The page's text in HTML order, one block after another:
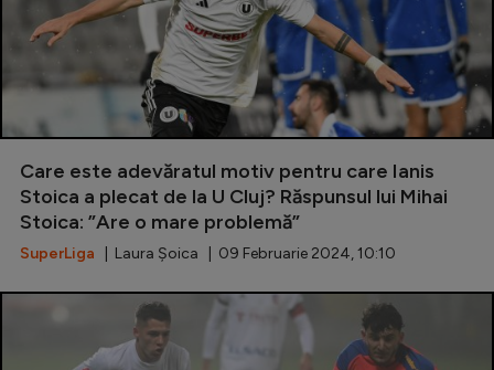
Care este adevăratul motiv pentru care Ianis
Stoica a plecat de la U Cluj? Răspunsul lui Mihai
Stoica: ”Are o mare problemă”
SuperLiga | Laura Șoica | 09 Februarie 2024, 10:10